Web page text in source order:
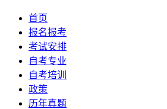
首页
报名报考
考试安排
自考专业
自考培训
政策
历年真题